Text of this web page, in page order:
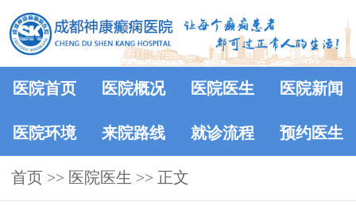
医院首页 医院概况 医院医生 医院新闻
医院环境 来院路线 就诊流程 预约医生
首页 >> 医院医生 >> 正文